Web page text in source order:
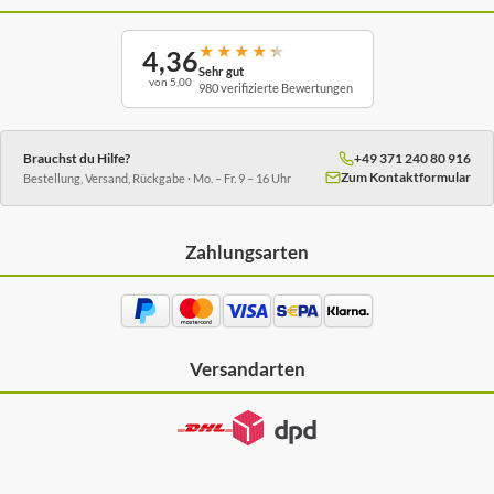
4,36
von 5,00
★ ★ ★ ★ ★
Sehr gut
980 verifizierte Bewertungen
Brauchst du Hilfe?
Bestellung, Versand, Rückgabe · Mo. – Fr. 9 – 16 Uhr
+49 371 240 80 916
Zum Kontaktformular
Zahlungsarten
Versandarten